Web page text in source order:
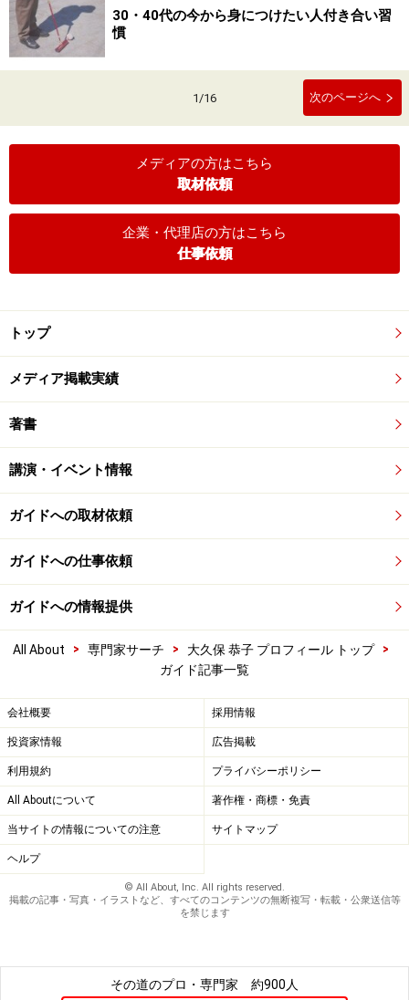
30・40代の今から身につけたい人付き合い習
慣
1/16 次のページへ
メディアの方はこちら
取材依頼
企業・代理店の方はこちら
仕事依頼
トップ
メディア掲載実績
著書
講演・イベント情報
ガイドへの取材依頼
ガイドへの仕事依頼
ガイドへの情報提供
All About > 専門家サーチ > 大久保 恭子 プロフィール トップ
>
ガイド記事一覧
会社概要 採用情報
投資家情報 広告掲載
利用規約 プライバシーポリシー
All Aboutについて 著作権・商標・免責
当サイトの情報についての注意 サイトマップ
ヘルプ
© All About, Inc. All rights reserved.
掲載の記事・写真・イラストなど、すべてのコンテンツの無断複写・転載・公衆送信等
を禁じます
その道のプロ・専門家 約900人